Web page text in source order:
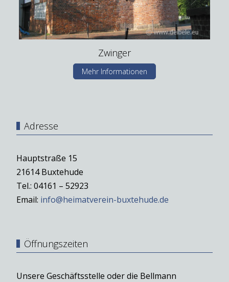
Zwinger
Mehr Informationen
Adresse
Hauptstraße 15
21614 Buxtehude
Tel.: 04161 – 52923
Email: info@heimatverein-buxtehude.de
Öffnungszeiten
Unsere Geschäftsstelle oder die Bellmann